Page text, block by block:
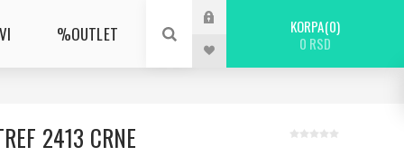
%OUTLET KORPA 0
0 RSD
2413 CRNE